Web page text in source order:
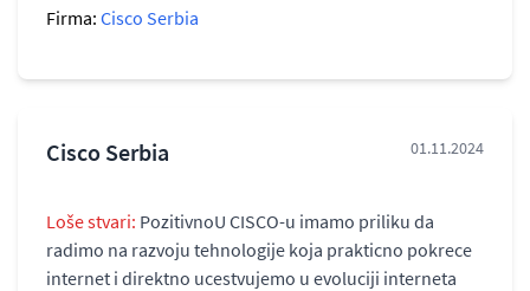
Firma: Cisco Serbia
Cisco Serbia 01.11.2024
Loše stvari: PozitivnoU CISCO-u imamo priliku da
radimo na razvoju tehnologije koja prakticno pokrece
internet i direktno ucestvujemo u evoluciji interneta